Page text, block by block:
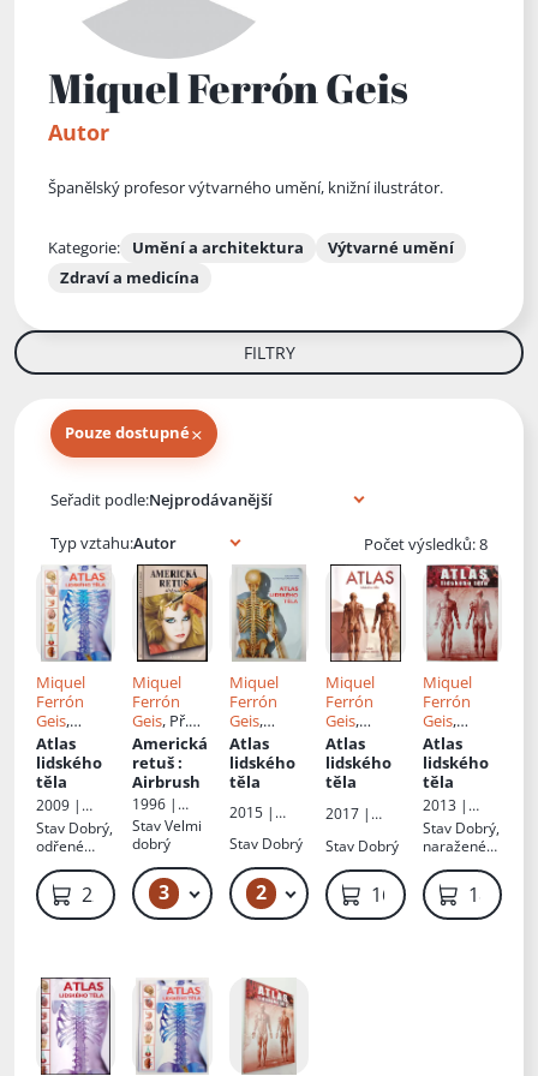
Miquel Ferrón Geis
Autor
Španělský profesor výtvarného umění, knižní ilustrátor.
Kategorie: Umění a architektura
Výtvarné umění
Zdraví a medicína
FILTRY
Pouze dostupné×
Seřadit podle:
Typ vztahu:
Počet výsledků: 8
Miquel
Ferrón
Geis,
Myriam
Ferrón, Př.
Marek
Plánička
Jan Kohout
Atlas
lidského
těla
2009 |
Rebo
Stav Dobrý,
odřené
titulní list s
flíčky 229 Kč
Miquel
Ferrón
Geis, Př.
Markéta
Řapková
Americká
retuš:
Airbrush
1996 |
Svojtka a
Vašut
StavVelmi
dobrý
3 59 Kč
Miquel
Ferrón
Geis,
Myriam
Ferrón, Př.
Marek
Jan Kohout
Atlas
lidského
těla
2015 |
Stav Dobrý
2 229 Kč – 279 Kč
Miquel
Ferrón
Geis,
Myriam
Ferrón, Př.
Marek
Jan
Kohout
Ed.Jordi
Vigué
Atlas
lidského
těla
2017 |
Stav Dobrý
169 Kč
Miquel
Ferrón
Geis,
Myriam
Ferrón, Př.
Marek
Plánička
Jan
Kohout,
Ed.Jordi
Vigué
Atlas
lidského
těla
2013 |
Rebo
Stav Dobrý,
naražené
189 Kč